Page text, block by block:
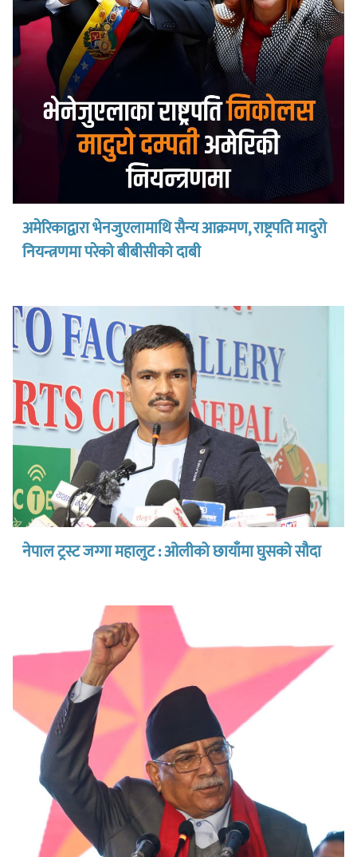
अमेरिकाद्वारा भेनजुएलामाथि सैन्य आक्रमण, राष्ट्रपति मादुरो
नियन्त्रणमा परेको बीबीसीको दाबी
नेपाल ट्रस्ट जग्गा महालुट : ओलीको छायाँमा घुसको सौदा